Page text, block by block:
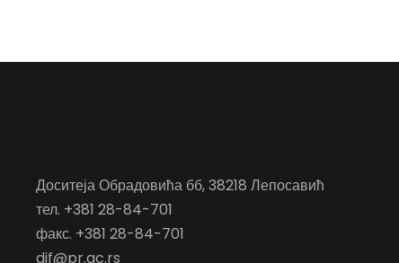
Доситеја Обрадовића бб, 38218 Лепосавић
тел. +381 28-84-701
факс. +381 28-84-701
dif@pr.ac.rs